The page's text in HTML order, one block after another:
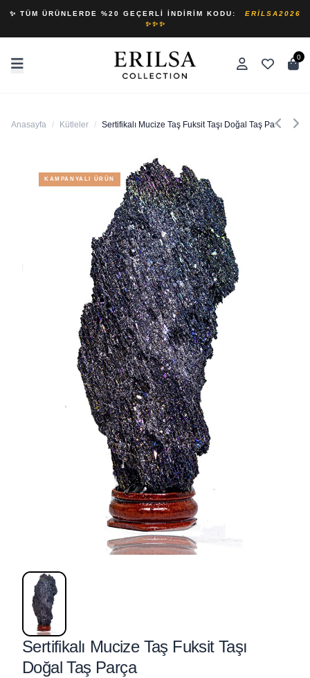
✨ TÜM ÜRÜNLERDE %20 GEÇERLI İNDIRIM KODU:
ERILSA2026
✨✨✨
0
Anasayfa / Kütleler / Sertifikalı Mucize Taş Fuksit Taşı Doğal Taş Parça
KAMPANYALI ÜRÜN
Sertifikalı Mucize Taş Fuksit Taşı
Doğal Taş Parça